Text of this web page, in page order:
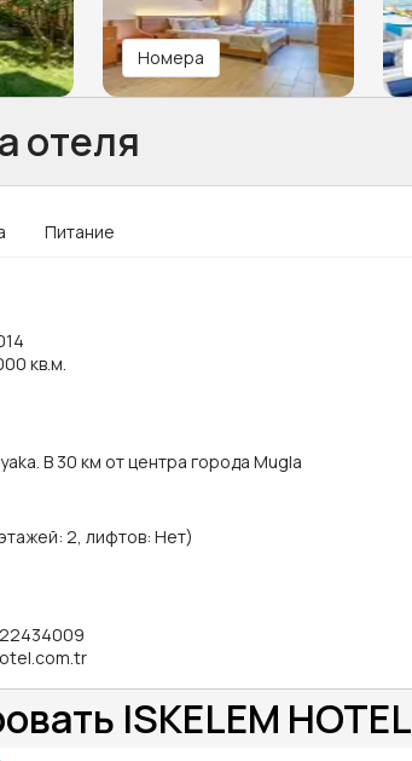
Номера
отеля
Питание
кв.м.
В 30 км от центра города Mugla
2, лифтов: Нет)
ISKELEM HOTEL